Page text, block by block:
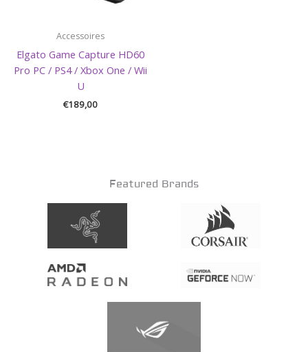
Accessoires
Elgato Game Capture HD60
Pro PC / PS4 / Xbox One / Wii
U
€189,00
Featured Brands